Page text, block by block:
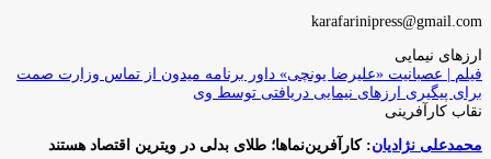
karafarinipress@gmail.com
ارزهای نیمایی
فیلم | عصبانیت «علیرضا یونچی» داور برنامه میدون از تماس وزارت صمت
برای پیگیری ارزهای نیمایی دریافتی توسط وی
نقاب کارآفرینی
محمدعلی نژادیان: کارآفرین‌نماها؛ طلای بدلی در ویترین اقتصاد هستند